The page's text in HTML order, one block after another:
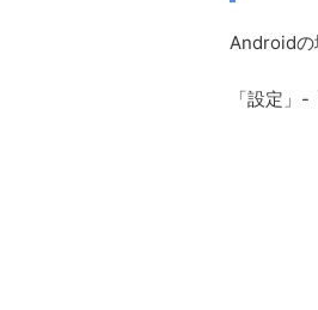
Androidの
「設定」